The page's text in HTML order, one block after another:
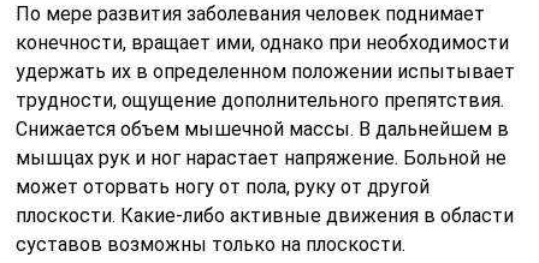
По мере развития заболевания человек поднимает
конечности, вращает ими, однако при необходимости
удержать их в определенном положении испытывает
трудности, ощущение дополнительного препятствия.
Снижается объем мышечной массы. В дальнейшем в
мышцах рук и ног нарастает напряжение. Больной не
может оторвать ногу от пола, руку от другой
плоскости. Какие-либо активные движения в области
суставов возможны только на плоскости.